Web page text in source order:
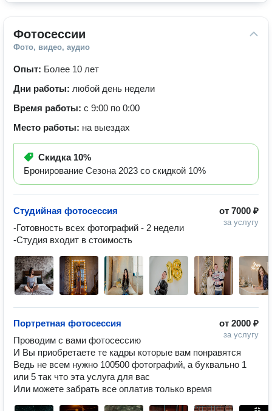
Фотосессии
Фото, видео, аудио
Опыт: Более 10 лет
Дни работы: любой день недели
Время работы: с 9:00 по 0:00
Место работы: на выездах
Скидка 10%
Бронирование Сезона 2023 со скидкой 10%
от 7000 ₽
за услугу
Студийная фотосессия
-Готовность всех фотографий - 2 недели
-Студия входит в стоимость
от 2000 ₽
за услугу
Портретная фотосессия
Проводим с вами фотосессию
И Вы приобретаете те кадры которые вам понравятся
Ведь не всем нужно 100500 фотографий, а буквально 1
или 5 так что эта услуга для вас
Или можете забрать все оплатив только время